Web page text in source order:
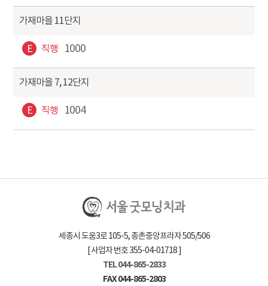
가재마을 11단지
E 직행 1000
가재마을 7, 12단지
E 직행 1004
세종시 도움3로 105-5, 종촌중앙프라자 505/506
[ 사업자 번호 355-04-01718 ]
TEL 044-865-2833
FAX 044-865-2803